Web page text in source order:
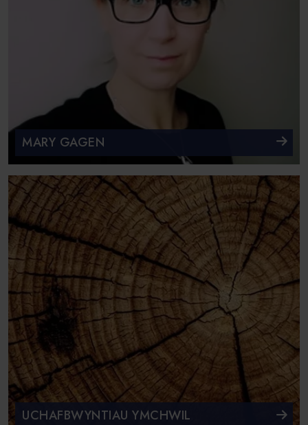
MARY GAGEN
UCHAFBWYNTIAU YMCHWIL